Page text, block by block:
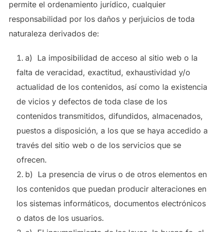
permite el ordenamiento jurídico, cualquier
responsabilidad por los daños y perjuicios de toda
naturaleza derivados de:
a) La imposibilidad de acceso al sitio web o la
falta de veracidad, exactitud, exhaustividad y/o
actualidad de los contenidos, así como la existencia
de vicios y defectos de toda clase de los
contenidos transmitidos, difundidos, almacenados,
puestos a disposición, a los que se haya accedido a
través del sitio web o de los servicios que se
ofrecen.
b) La presencia de virus o de otros elementos en
los contenidos que puedan producir alteraciones en
los sistemas informáticos, documentos electrónicos
o datos de los usuarios.